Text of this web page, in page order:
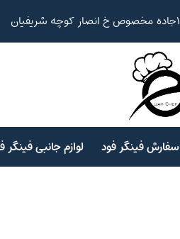
سفارش فینگر فود لوازم جانبی فینگر